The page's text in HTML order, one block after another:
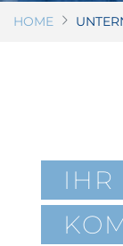
HOME
IHR